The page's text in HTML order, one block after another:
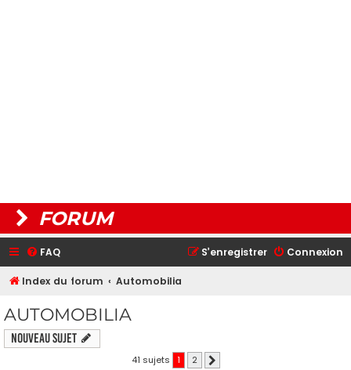
FORUM
FAQ Connexion
S’enregistrer
Index du forum Automobilia
AUTOMOBILIA
Nouveau sujet
41 sujets 1 2